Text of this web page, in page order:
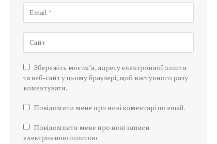
Збережіть моє ім’я, адресу електронної пошти
та веб-сайт у цьому браузері, щоб наступного разу
коментувати.
Повідомити мене про нові коментарі по email.
Повідомляти мене про нові записи
електронною поштою.